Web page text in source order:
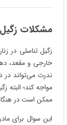
مشکلات زگیل
زگیل تناسلی در
خارجی و مقعد،
ندرت می‌تواند در
مواجه کند؛ البته
ممکن است در
این سوال برای